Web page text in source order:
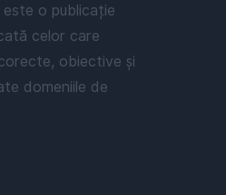
este o publicație
celor care
obiective și
domeniile de